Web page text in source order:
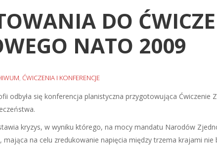
DO
NATO 2009
, ĆWICZENIA I KONFERENCJE
odbyła się konferencja planistyczna przygotowująca
kryzys, w wyniku którego, na mocy mandatu Narodów
na celu zredukowanie napięcia między trzema krajami nie